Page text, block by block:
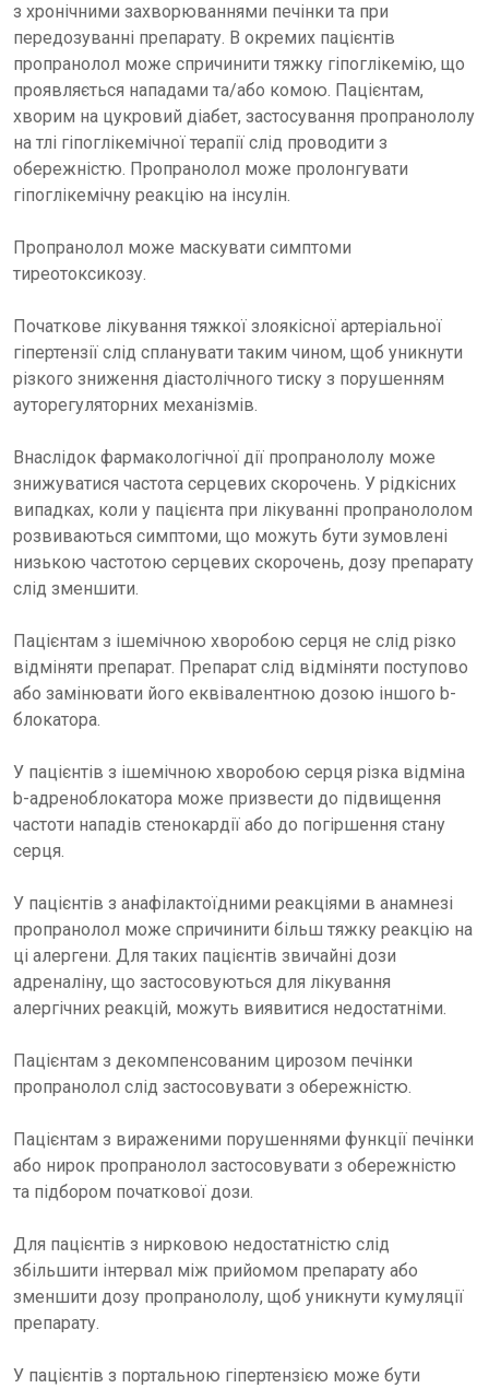
з хронічними захворюваннями печінки та при
передозуванні препарату. В окремих пацієнтів
пропранолол може спричинити тяжку гіпоглікемію, що
проявляється нападами та/або комою. Пацієнтам,
хворим на цукровий діабет, застосування пропранололу
на тлі гіпоглікемічної терапії слід проводити з
обережністю. Пропранолол може пролонгувати
гіпоглікемічну реакцію на інсулін.
Пропранолол може маскувати симптоми
тиреотоксикозу.
Початкове лікування тяжкої злоякісної артеріальної
гіпертензії слід спланувати таким чином, щоб уникнути
різкого зниження діастолічного тиску з порушенням
ауторегуляторних механізмів.
Внаслідок фармакологічної дії пропранололу може
знижуватися частота серцевих скорочень. У рідкісних
випадках, коли у пацієнта при лікуванні пропранололом
розвиваються симптоми, що можуть бути зумовлені
низькою частотою серцевих скорочень, дозу препарату
слід зменшити.
Пацієнтам з ішемічною хворобою серця не слід різко
відміняти препарат. Препарат слід відміняти поступово
або замінювати його еквівалентною дозою іншого b-
блокатора.
У пацієнтів з ішемічною хворобою серця різка відміна
b-адреноблокатора може призвести до підвищення
частоти нападів стенокардії або до погіршення стану
серця.
У пацієнтів з анафілактоїдними реакціями в анамнезі
пропранолол може спричинити більш тяжку реакцію на
ці алергени. Для таких пацієнтів звичайні дози
адреналіну, що застосовуються для лікування
алергічних реакцій, можуть виявитися недостатніми.
Пацієнтам з декомпенсованим цирозом печінки
пропранолол слід застосовувати з обережністю.
Пацієнтам з вираженими порушеннями функції печінки
або нирок пропранолол застосовувати з обережністю
та підбором початкової дози.
Для пацієнтів з нирковою недостатністю слід
збільшити інтервал між прийомом препарату або
зменшити дозу пропранололу, щоб уникнути кумуляції
препарату.
У пацієнтів з портальною гіпертензією може бути